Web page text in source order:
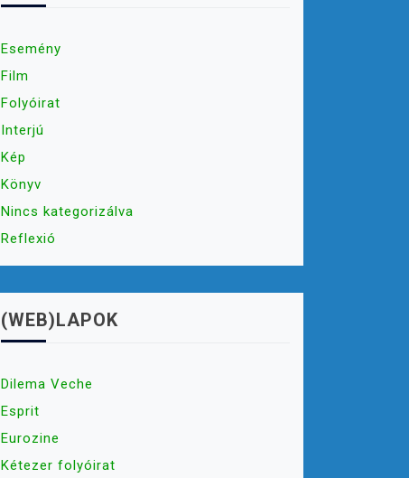
Esemény
Film
Folyóirat
Interjú
Kép
Könyv
Nincs kategorizálva
Reflexió
(WEB)LAPOK
Dilema Veche
Esprit
Eurozine
Kétezer folyóirat